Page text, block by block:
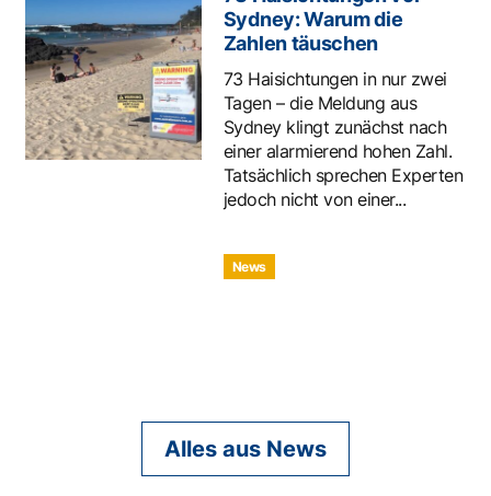
Sydney: Warum die
Zahlen täuschen
73 Haisichtungen in nur zwei
Tagen – die Meldung aus
Sydney klingt zunächst nach
einer alarmierend hohen Zahl.
Tatsächlich sprechen Experten
jedoch nicht von einer...
News
Alles aus News